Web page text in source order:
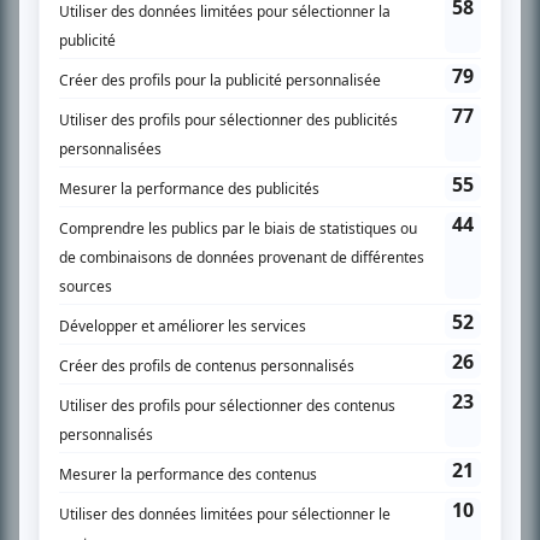
SUR LE RÉSEAU BIZZ MÉDIA
PLAN DU SITE
Accueil
Liste des comédiens
Recherche avancée
À propos
Nous contacter
Termes et conditions
Politique de confidentialité